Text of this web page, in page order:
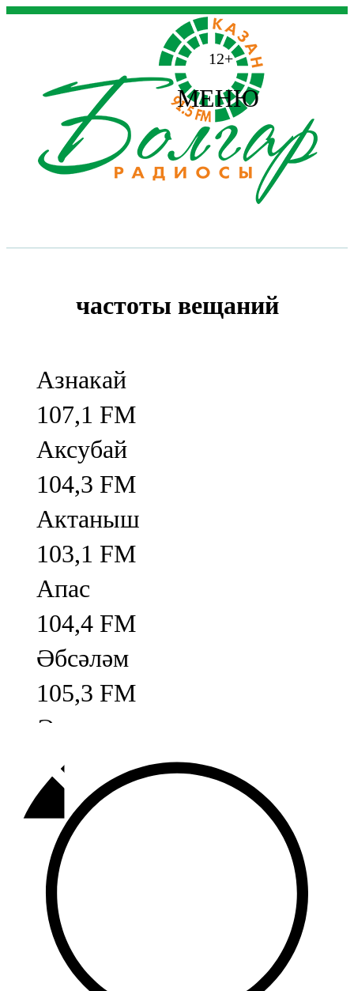
12+
МЕНЮ
частоты вещаний
Азнакай
107,1 FM
Аксубай
104,3 FM
Актаныш
103,1 FM
Апас
104,4 FM
Әбсәләм
105,3 FM
Әлмәт
92,9 FM
Базарлы матак
107,1 FM
Балык бистәсе
104,9 FM
Баулы
107,5 FM